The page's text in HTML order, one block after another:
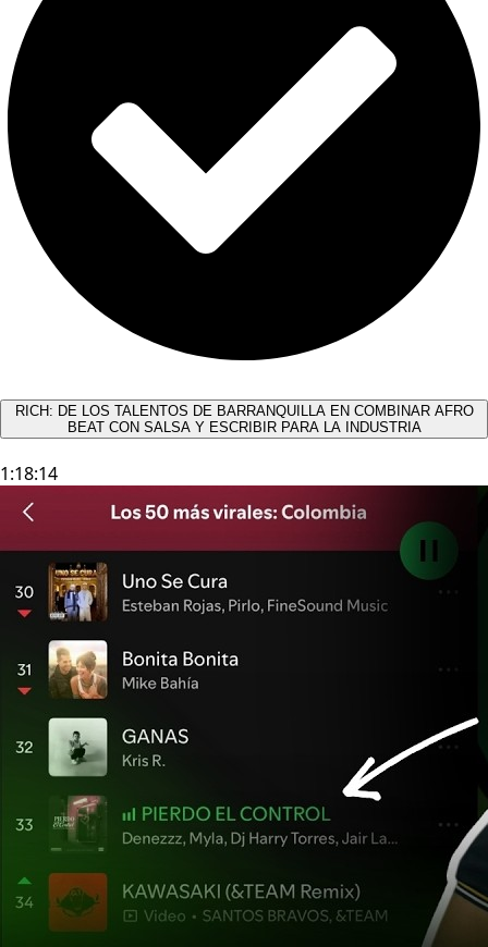
RICH: DE LOS TALENTOS DE BARRANQUILLA EN COMBINAR AFRO
BEAT CON SALSA Y ESCRIBIR PARA LA INDUSTRIA
1:18:14